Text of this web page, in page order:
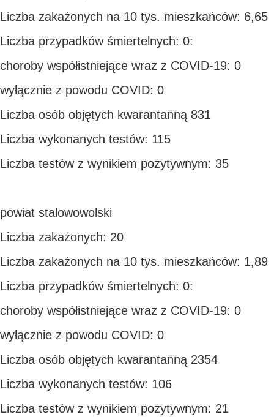
Liczba zakażonych na 10 tys. mieszkańców: 6,65
Liczba przypadków śmiertelnych: 0:
choroby współistniejące wraz z COVID-19: 0
wyłącznie z powodu COVID: 0
Liczba osób objętych kwarantanną 831
Liczba wykonanych testów: 115
Liczba testów z wynikiem pozytywnym: 35
powiat stalowowolski
Liczba zakażonych: 20
Liczba zakażonych na 10 tys. mieszkańców: 1,89
Liczba przypadków śmiertelnych: 0:
choroby współistniejące wraz z COVID-19: 0
wyłącznie z powodu COVID: 0
Liczba osób objętych kwarantanną 2354
Liczba wykonanych testów: 106
Liczba testów z wynikiem pozytywnym: 21